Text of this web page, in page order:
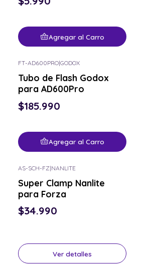
Agregar al Carro
FT-AD600PRO|GODOX
Tubo de Flash Godox
para AD600Pro
$185.990
Agregar al Carro
AS-SCH-FZ|NANLITE
Super Clamp Nanlite
para Forza
$34.990
Ver detalles